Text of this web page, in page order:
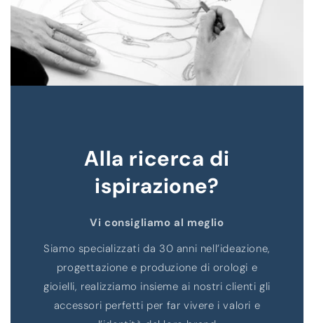
Alla ricerca di
ispirazione?
Vi consigliamo al meglio
Siamo specializzati da 30 anni nell’ideazione,
progettazione e produzione di orologi e
gioielli, realizziamo insieme ai nostri clienti gli
accessori perfetti per far vivere i valori e